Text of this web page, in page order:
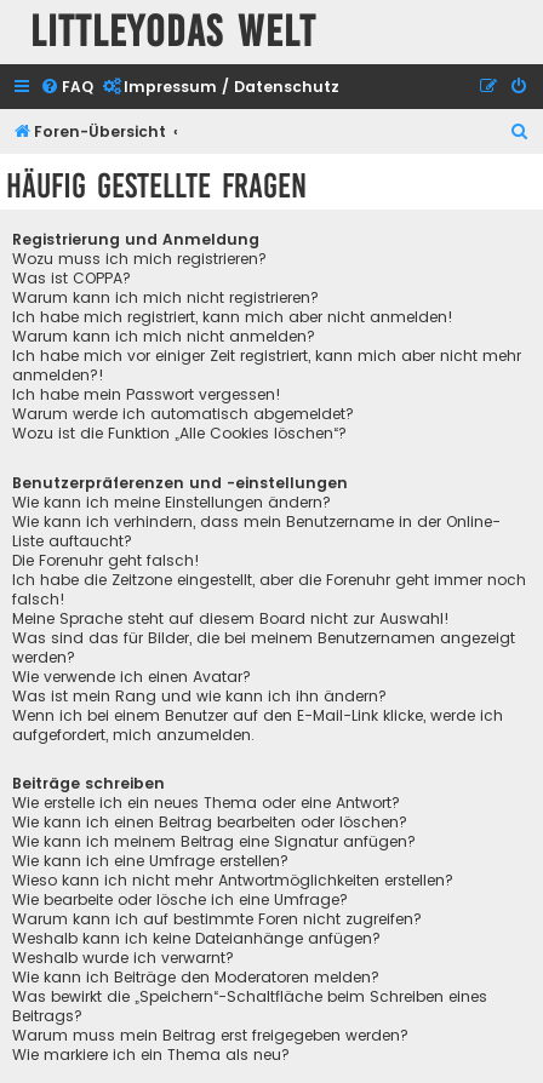
Littleyodas Welt
FAQ Impressum / Datenschutz
Foren-Übersicht
Häufig gestellte Fragen
Registrierung und Anmeldung
Wozu muss ich mich registrieren?
Was ist COPPA?
Warum kann ich mich nicht registrieren?
Ich habe mich registriert, kann mich aber nicht anmelden!
Warum kann ich mich nicht anmelden?
Ich habe mich vor einiger Zeit registriert, kann mich aber nicht mehr
anmelden?!
Ich habe mein Passwort vergessen!
Warum werde ich automatisch abgemeldet?
Wozu ist die Funktion „Alle Cookies löschen“?
Benutzerpräferenzen und -einstellungen
Wie kann ich meine Einstellungen ändern?
Wie kann ich verhindern, dass mein Benutzername in der Online-
Liste auftaucht?
Die Forenuhr geht falsch!
Ich habe die Zeitzone eingestellt, aber die Forenuhr geht immer noch
falsch!
Meine Sprache steht auf diesem Board nicht zur Auswahl!
Was sind das für Bilder, die bei meinem Benutzernamen angezeigt
werden?
Wie verwende ich einen Avatar?
Was ist mein Rang und wie kann ich ihn ändern?
Wenn ich bei einem Benutzer auf den E-Mail-Link klicke, werde ich
aufgefordert, mich anzumelden.
Beiträge schreiben
Wie erstelle ich ein neues Thema oder eine Antwort?
Wie kann ich einen Beitrag bearbeiten oder löschen?
Wie kann ich meinem Beitrag eine Signatur anfügen?
Wie kann ich eine Umfrage erstellen?
Wieso kann ich nicht mehr Antwortmöglichkeiten erstellen?
Wie bearbeite oder lösche ich eine Umfrage?
Warum kann ich auf bestimmte Foren nicht zugreifen?
Weshalb kann ich keine Dateianhänge anfügen?
Weshalb wurde ich verwarnt?
Wie kann ich Beiträge den Moderatoren melden?
Was bewirkt die „Speichern“-Schaltfläche beim Schreiben eines
Beitrags?
Warum muss mein Beitrag erst freigegeben werden?
Wie markiere ich ein Thema als neu?